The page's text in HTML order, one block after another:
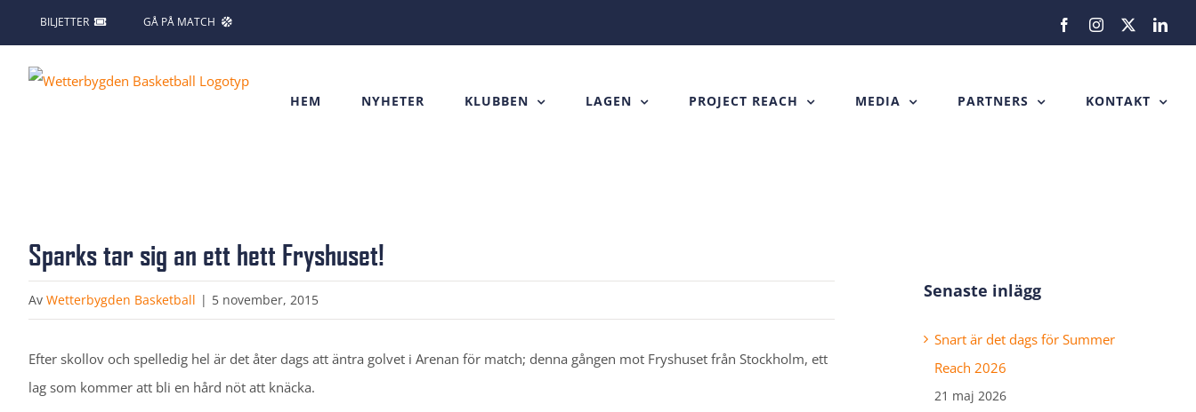
Fortsätt
till
innehållet
BILJETTER GÅ PÅ MATCH FacebookInstagram
HEM NYHETER KLUBBEN LAGEN PROJECT REACH MEDIA PARTNERS KONTAKT
Sparks tar sig an ett hett Fryshuset!
Av Wetterbygden Basketball | 5 november, 2015
Efter skollov och spelledig hel är det åter dags att äntra golvet i Arenan för match; denna gången mot Fryshuset från Stockholm, ett
lag som kommer att bli en hård nöt att knäcka.
Senaste inlägg
Snart är det dags för Summer
Reach 2026
21 maj 2026